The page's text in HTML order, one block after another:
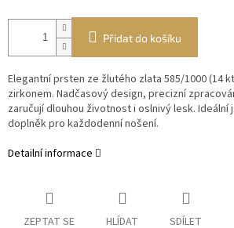
Přidat do košíku
Elegantní prsten ze žlutého zlata 585/1000 (14
zirkonem. Nadčasový design, precizní
zaručují dlouhou životnost i oslnivý lesk.
doplněk pro každodenní nošení.
Detailní informace
ZEPTAT SE HLÍDAT SDÍLET